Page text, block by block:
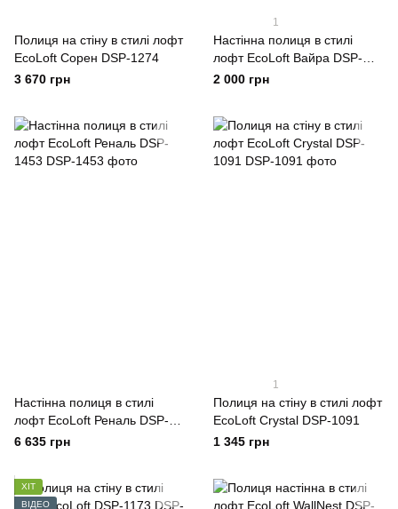
Полиця на стіну в стилі лофт
EcoLoft Сорен DSP-1274
3 670 грн
1
Настінна полиця в стилі
лофт EcoLoft Вайра DSP-
1262
2 000 грн
Настінна полиця в стилі
лофт EcoLoft Реналь DSP-
1453
6 635 грн
1
Полиця на стіну в стилі лофт
EcoLoft Crystal DSP-1091
1 345 грн
ХІТ
ВІДЕО